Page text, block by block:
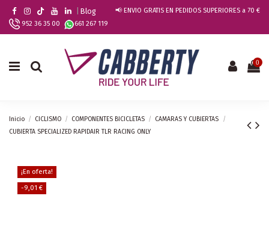
Blog
📢 ENVIO GRATIS EN PEDIDOS SUPERIORES a 70 €
952 36 35 00
661 267 119
0
Inicio CICLISMO COMPONENTES BICICLETAS
CAMARAS Y CUBIERTAS
CUBIERTA SPECIALIZED RAPIDAIR TLR RACING ONLY
¡En oferta!
-9,01 €